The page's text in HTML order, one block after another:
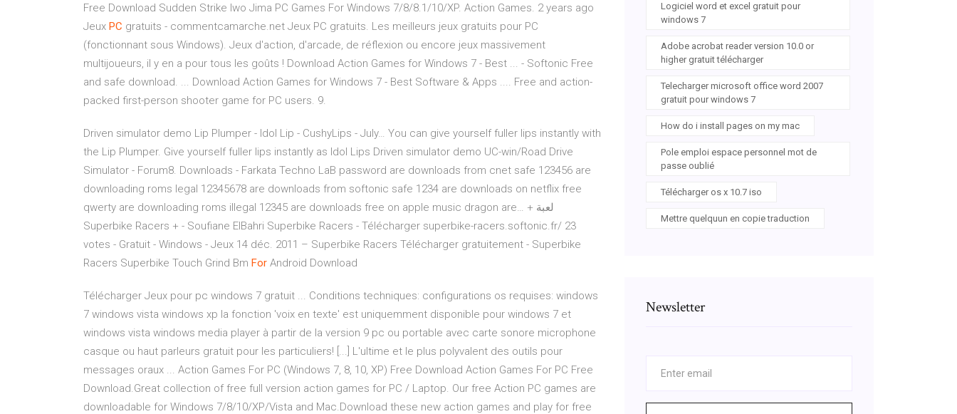
Free Download Sudden Strike Iwo Jima PC Games For Windows 7/8/8.1/10/XP. Action Games. 2 years ago
Jeux PC gratuits - commentcamarche.net Jeux PC gratuits. Les meilleurs jeux gratuits pour PC
(fonctionnant sous Windows). Jeux d'action, d'arcade, de réflexion ou encore jeux massivement
multijoueurs, il y en a pour tous les goûts ! Download Action Games for Windows 7 - Best ... - Softonic Free
and safe download. ... Download Action Games for Windows 7 - Best Software & Apps .... Free and action-
packed first-person shooter game for PC users. 9.
Driven simulator demo Lip Plumper - Idol Lip - CushyLips - July… You can give yourself fuller lips instantly with
the Lip Plumper. Give yourself fuller lips instantly as Idol Lips Driven simulator demo UC-win/Road Drive
Simulator - Forum8. Downloads - Farkata Techno LaB password are downloads from cnet safe 123456 are
downloading roms legal 12345678 are downloads from softonic safe 1234 are downloads on netflix free
qwerty are downloading roms illegal 12345 are downloads free on apple music dragon are… + لعبة
Superbike Racers + - Soufiane ElBahri Superbike Racers - Télécharger superbike-racers.softonic.fr/ 23
votes - Gratuit - Windows - Jeux 14 déc. 2011 – Superbike Racers Télécharger gratuitement - Superbike
Racers Superbike Touch Grind Bm For Android Download
Télécharger Jeux pour pc windows 7 gratuit ... Conditions techniques: configurations os requises: windows
7 windows vista windows xp la fonction 'voix en texte' est uniquemment disponible pour windows 7 et
windows vista windows media player à partir de la version 9 pc ou portable avec carte sonore microphone
casque ou haut parleurs gratuit pour les particuliers! [...] L'ultime et le plus polyvalent des outils pour
messages oraux ... Action Games For PC (Windows 7, 8, 10, XP) Free Download Action Games For PC Free
Download.Great collection of free full version action games for PC / Laptop. Our free Action PC games are
downloadable for Windows 7/8/10/XP/Vista and Mac.Download these new action games and play for free
Logiciel word et excel gratuit pour
windows 7
Adobe acrobat reader version 10.0 or
higher gratuit télécharger
Telecharger microsoft office word 2007
gratuit pour windows 7
How do i install pages on my mac
Pole emploi espace personnel mot de
passe oublié
Télécharger os x 10.7 iso
Mettre quelquun en copie traduction
Newsletter